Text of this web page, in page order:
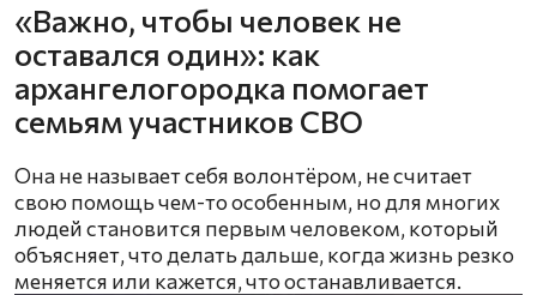
«Важно, чтобы человек не
оставался один»: как
архангелогородка помогает
семьям участников СВО
Она не называет себя волонтёром, не считает
свою помощь чем-то особенным, но для многих
людей становится первым человеком, который
объясняет, что делать дальше, когда жизнь резко
меняется или кажется, что останавливается.